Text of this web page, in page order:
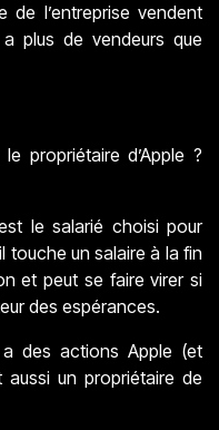
l’entreprise vendent
plus de vendeurs que
propriétaire d’Apple ?
le salarié choisi pour
touche un salaire à la fin
et peut se faire virer si
des espérances.
des actions Apple (et
un propriétaire de